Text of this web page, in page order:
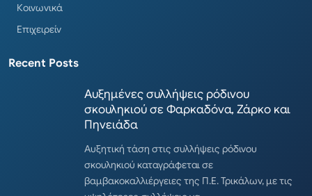
Κοινωνικά
Επιχειρείν
Recent Posts
Αυξημένες συλλήψεις ρόδινου
σκουληκιού σε Φαρκαδόνα, Ζάρκο και
Πηνειάδα
Αυξητική τάση στις συλλήψεις ρόδινου
σκουληκιού καταγράφεται σε
βαμβακοκαλλιέργειες της Π.Ε. Τρικάλων, με τις